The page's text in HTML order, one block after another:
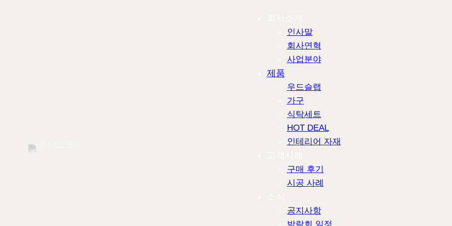
인사말
회사연혁
사업분야
제품
우드슬랩
가구
식탁세트
HOT DEAL
인테리어 자재
구매 후기
시공 사례
공지사항
박람회 일정